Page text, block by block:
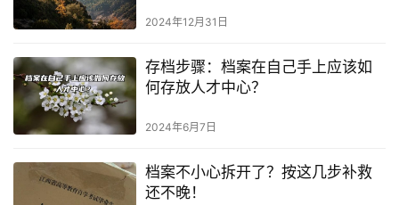
2024年12月31日
存档步骤：档案在自己手上应该如
何存放人才中心？
2024年6月7日
档案不小心拆开了？按这几步补救
还不晚！